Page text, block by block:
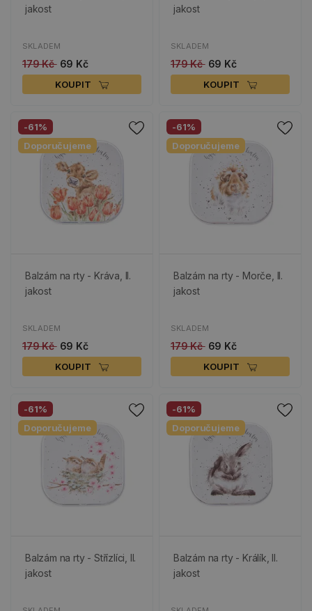
jakost
SKLADEM
179 Kč 69 Kč
KOUPIT
jakost
SKLADEM
179 Kč 69 Kč
KOUPIT
-61%
Doporučujeme
Balzám na rty - Kráva, II.
jakost
SKLADEM
179 Kč 69 Kč
KOUPIT
-61%
Doporučujeme
Balzám na rty - Morče, II.
jakost
SKLADEM
179 Kč 69 Kč
KOUPIT
-61%
Doporučujeme
Balzám na rty - Střízlíci, II.
jakost
-61%
Doporučujeme
Balzám na rty - Králík, II.
jakost